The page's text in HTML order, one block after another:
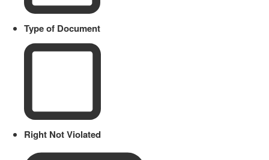
Type of Document
Right Not Violated